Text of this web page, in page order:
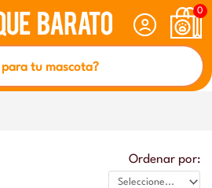
0
Ordenar por: